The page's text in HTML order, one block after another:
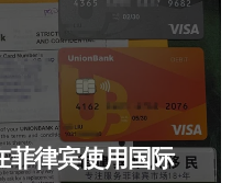
菲律宾使用国际